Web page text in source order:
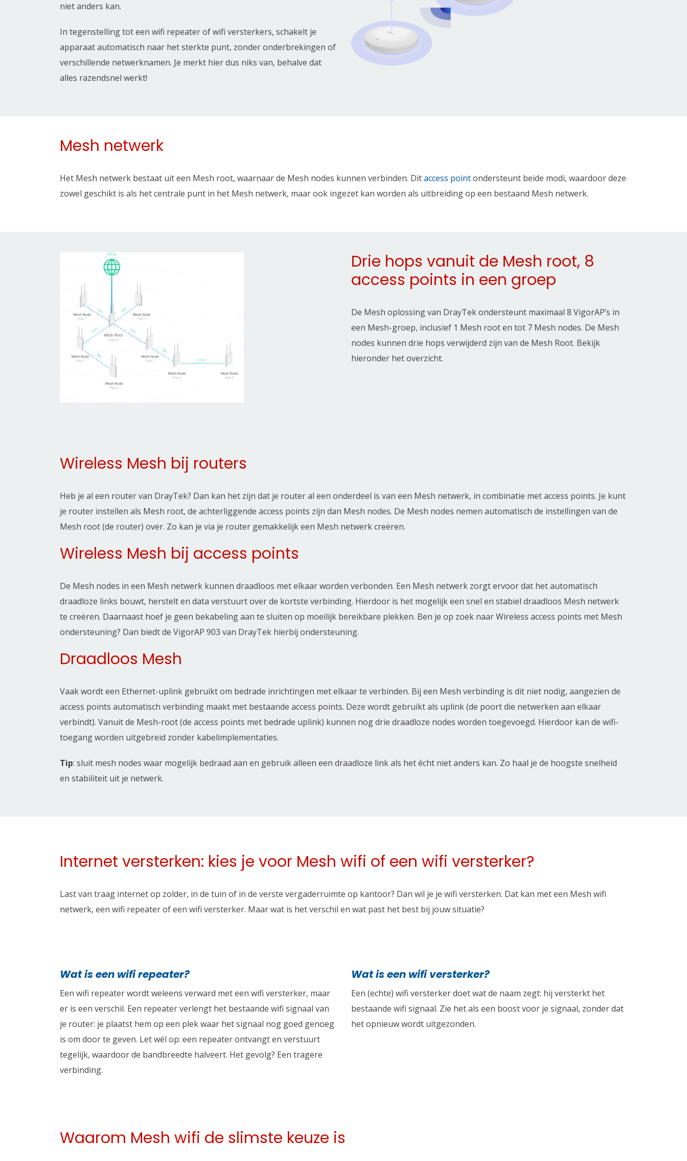
niet anders kan.
In tegenstelling tot een wifi repeater of wifi versterkers, schakelt je
apparaat automatisch naar het sterkte punt, zonder onderbrekingen of
verschillende netwerknamen. Je merkt hier dus niks van, behalve dat
alles razendsnel werkt!
Mesh netwerk
Het Mesh netwerk bestaat uit een Mesh root, waarnaar de Mesh nodes kunnen verbinden. Ditaccess pointondersteunt beide modi, waardoor deze
zowel geschikt is als het centrale punt in het Mesh netwerk, maar ook ingezet kan worden als uitbreiding op een bestaand Mesh netwerk.
Drie hops vanuit de Mesh root, 8
access points in een groep
De Mesh oplossing van DrayTek ondersteunt maximaal 8 VigorAP’s in
een Mesh-groep, inclusief 1 Mesh root en tot 7 Mesh nodes. De Mesh
nodes kunnen drie hops verwijderd zijn van de Mesh Root. Bekijk
hieronder het overzicht.
Wireless Mesh bij routers
Heb je al een router van DrayTek? Dan kan het zijn dat je router al een onderdeel is van een Mesh netwerk, in combinatie met access points. Je kunt
je router instellen als Mesh root, de achterliggende access points zijn dan Mesh nodes. De Mesh nodes nemen automatisch de instellingen van de
Mesh root (de router) over. Zo kan je via je router gemakkelijk een Mesh netwerk creëren.
Wireless Mesh bij access points
De Mesh nodes in een Mesh netwerk kunnen draadloos met elkaar worden verbonden. Een Mesh netwerk zorgt ervoor dat het automatisch
draadloze links bouwt, herstelt en data verstuurt over de kortste verbinding. Hierdoor is het mogelijk een snel en stabiel draadloos Mesh netwerk
te creëren. Daarnaast hoef je geen bekabeling aan te sluiten op moeilijk bereikbare plekken. Ben je op zoek naar Wireless access points met Mesh
ondersteuning? Dan biedt de VigorAP 903 van DrayTek hierbij ondersteuning.
Draadloos Mesh
Vaak wordt een Ethernet-uplink gebruikt om bedrade inrichtingen met elkaar te verbinden. Bij een Mesh verbinding is dit niet nodig, aangezien de
access points automatisch verbinding maakt met bestaande access points. Deze wordt gebruikt als uplink (de poort die netwerken aan elkaar
verbindt). Vanuit de Mesh-root (de access points met bedrade uplink) kunnen nog drie draadloze nodes worden toegevoegd. Hierdoor kan de wifi-
toegang worden uitgebreid zonder kabelimplementaties.
Tip: sluit mesh nodes waar mogelijk bedraad aan en gebruik alleen een draadloze link als het écht niet anders kan. Zo haal je de hoogste snelheid
en stabiliteit uit je netwerk.
Internet versterken: kies je voor Mesh wifi of een wifi versterker?
Last van traag internet op zolder, in de tuin of in de verste vergaderruimte op kantoor? Dan wil je je wifi versterken. Dat kan met een Mesh wifi
netwerk, een wifi repeater of een wifi versterker. Maar wat is het verschil en wat past het best bij jouw situatie?
Wat is een wifi repeater?
Een wifi repeater wordt weleens verward met een wifi versterker, maar
er is een verschil. Een repeater verlengt het bestaande wifi signaal van
je router: je plaatst hem op een plek waar het signaal nog goed genoeg
is om door te geven. Let wél op: een repeater ontvangt en verstuurt
tegelijk, waardoor de bandbreedte halveert. Het gevolg? Een tragere
verbinding.
Wat is een wifi versterker?
Een (echte) wifi versterker doet wat de naam zegt: hij versterkt het
bestaande wifi signaal. Zie het als een boost voor je signaal, zonder dat
het opnieuw wordt uitgezonden.
Waarom Mesh wifi de slimste keuze is